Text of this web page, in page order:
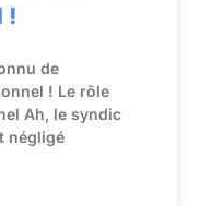
!
de
! Le rôle
Ah, le syndic
négligé